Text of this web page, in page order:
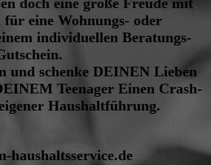
doch eine große Freude mit
für eine Wohnungs- oder
individuellen Beratungs-
und schenke DEINEN Lieben
Teenager Einen Crash-
Haushaltführung.
haushaltsservice.de